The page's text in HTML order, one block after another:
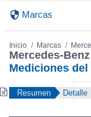
Marcas
Inicio Marcas
Mercedes-
Mediciones
Resumen Detalle